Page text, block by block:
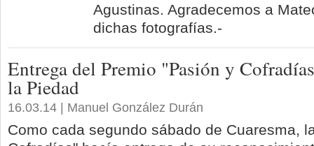
Agustinas. Agradecemos a
dichas fotografías.-
Entrega del Premio "Pasión y
la Piedad
16.03.14 | Manuel González Durán
Como cada segundo sábado de Cuaresma,